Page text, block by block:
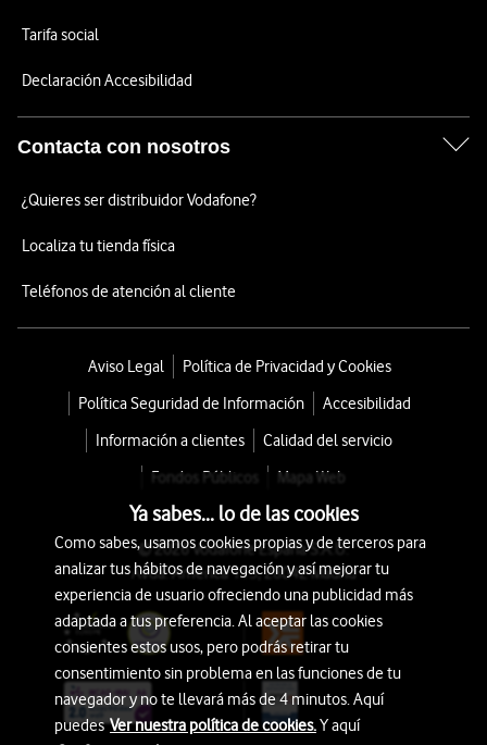
Tarifa social
Declaración Accesibilidad
Contacta con nosotros
¿Quieres ser distribuidor Vodafone?
Localiza tu tienda física
Teléfonos de atención al cliente
Aviso Legal
Política de Privacidad y Cookies
Política Seguridad de Información
Accesibilidad
Información a clientes
Calidad del servicio
Fondos Públicos
Mapa Web
© 2026 Vodafone España S.A.U.
Avda. América 115, 28042 Madrid
Ya sabes... lo de las cookies
Como sabes, usamos cookies propias y de terceros para
analizar tus hábitos de navegación y así mejorar tu
experiencia de usuario ofreciendo una publicidad más
adaptada a tus preferencia. Al aceptar las cookies
consientes estos usos, pero podrás retirar tu
consentimiento sin problema en las funciones de tu
navegador y no te llevará más de 4 minutos. Aquí
puedesVer nuestra política de cookies.Y aquí